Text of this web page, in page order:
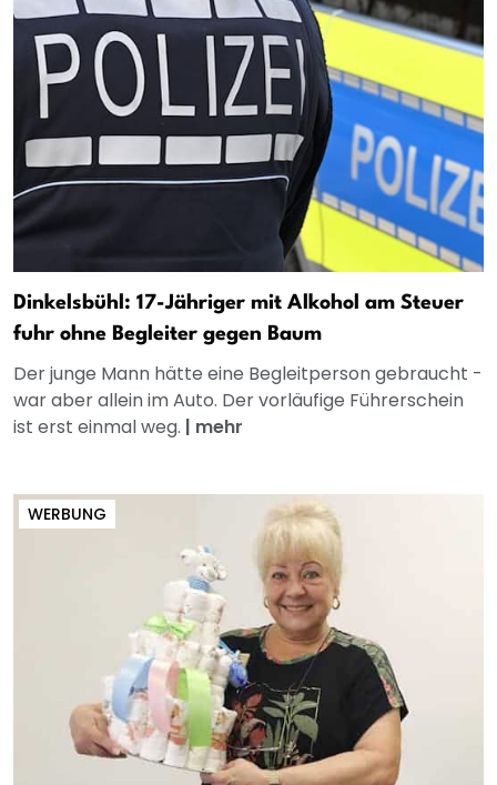
Dinkelsbühl: 17-Jähriger mit Alkohol am Steuer
fuhr ohne Begleiter gegen Baum
Der junge Mann hätte eine Begleitperson gebraucht -
war aber allein im Auto. Der vorläufige Führerschein
ist erst einmal weg. | mehr
WERBUNG